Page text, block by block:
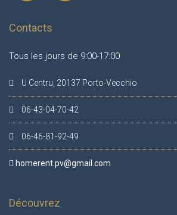
Contacts
Tous les jours de 9:00-17:00
U Centru, 20137 Porto-Vecchio
06-43-04-70-42
06-46-81-92-49
homerent.pv@gmail.com
Découvrez